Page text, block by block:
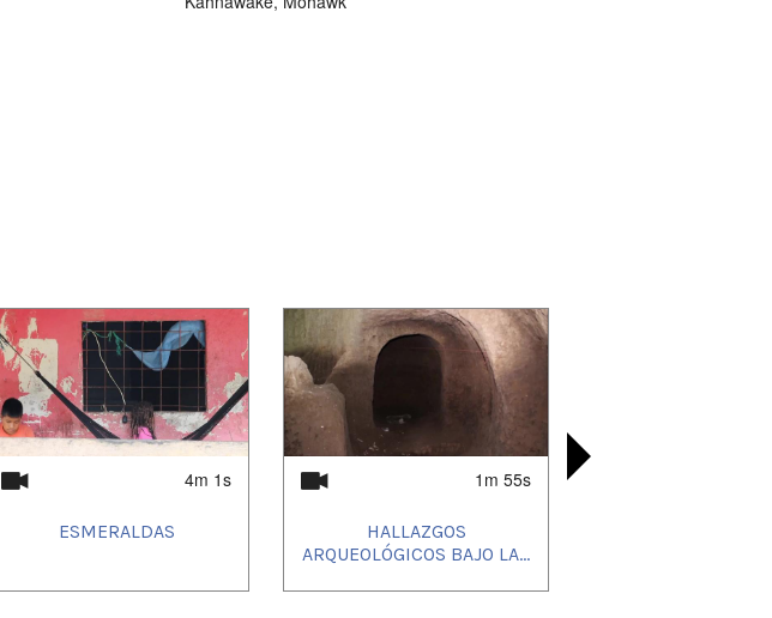
4m 1s
ESMERALDAS
1m 55s
HALLAZGOS
ARQUEOLÓGICOS BAJO LA...